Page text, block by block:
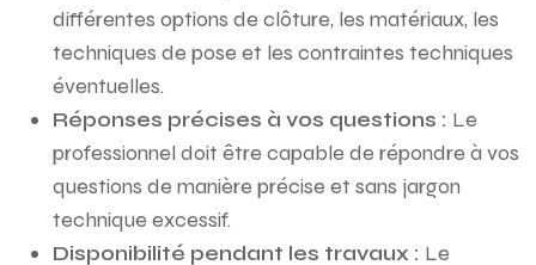
différentes options de clôture, les matériaux, les
techniques de pose et les contraintes techniques
éventuelles.
Réponses précises à vos questions : Le
professionnel doit être capable de répondre à vos
questions de manière précise et sans jargon
technique excessif.
Disponibilité pendant les travaux : Le